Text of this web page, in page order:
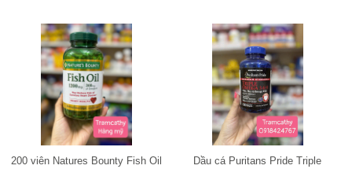
200 viên Natures Bounty Fish Oil
Dầu cá Puritans Pride Triple